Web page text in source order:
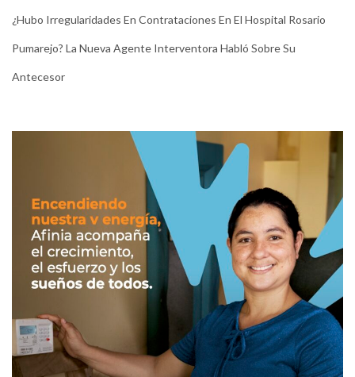
¿Hubo Irregularidades En Contrataciones En El Hospital Rosario
Pumarejo? La Nueva Agente Interventora Habló Sobre Su
Antecesor